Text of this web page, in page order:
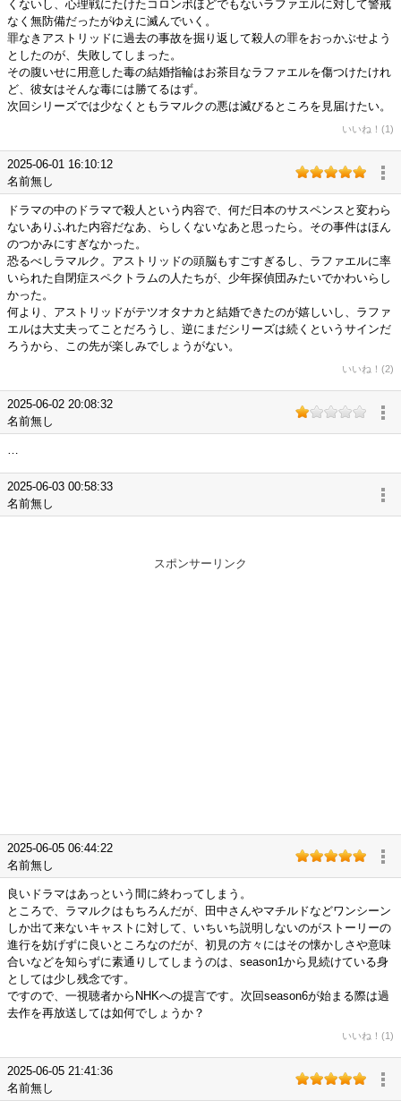
くないし、心理戦にたけたコロンボほどでもないラファエルに対して警戒
なく無防備だったがゆえに滅んでいく。
罪なきアストリッドに過去の事故を掘り返して殺人の罪をおっかぶせよう
としたのが、失敗してしまった。
その腹いせに用意した毒の結婚指輪はお茶目なラファエルを傷つけたけれ
ど、彼女はそんな毒には勝てるはず。
次回シリーズでは少なくともラマルクの悪は滅びるところを見届けたい。
いいね！(1)
2025-06-01 16:10:12
名前無し
ドラマの中のドラマで殺人という内容で、何だ日本のサスペンスと変わら
ないありふれた内容だなあ、らしくないなあと思ったら。その事件はほん
のつかみにすぎなかった。
恐るべしラマルク。アストリッドの頭脳もすごすぎるし、ラファエルに率
いられた自閉症スペクトラムの人たちが、少年探偵団みたいでかわいらし
かった。
何より、アストリッドがテツオタナカと結婚できたのが嬉しいし、ラファ
エルは大丈夫ってことだろうし、逆にまだシリーズは続くというサインだ
ろうから、この先が楽しみでしょうがない。
いいね！(2)
2025-06-02 20:08:32
名前無し
…
2025-06-03 00:58:33
名前無し
スポンサーリンク
2025-06-05 06:44:22
名前無し
良いドラマはあっという間に終わってしまう。
ところで、ラマルクはもちろんだが、田中さんやマチルドなどワンシーン
しか出て来ないキャストに対して、いちいち説明しないのがストーリーの
進行を妨げずに良いところなのだが、初見の方々にはその懐かしさや意味
合いなどを知らずに素通りしてしまうのは、season1から見続けている身
としては少し残念です。
ですので、一視聴者からNHKへの提言です。次回season6が始まる際は過
去作を再放送しては如何でしょうか？
いいね！(1)
2025-06-05 21:41:36
名前無し